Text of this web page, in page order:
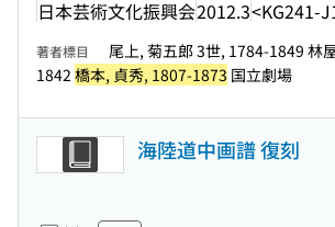
日本芸術文化振興会2012.3<KG241-
著者標目
尾上, 菊五郎 3世, 1784-1849 林
1842 橋本, 貞秀, 1807-1873 国立劇場
海陸道中画譜 復刻